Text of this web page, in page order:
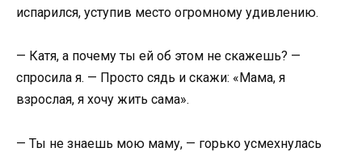
испарился, уступив место огромному удивлению.
— Катя, а почему ты ей об этом не скажешь? —
спросила я. — Просто сядь и скажи: «Мама, я
взрослая, я хочу жить сама».
— Ты не знаешь мою маму, — горько усмехнулась